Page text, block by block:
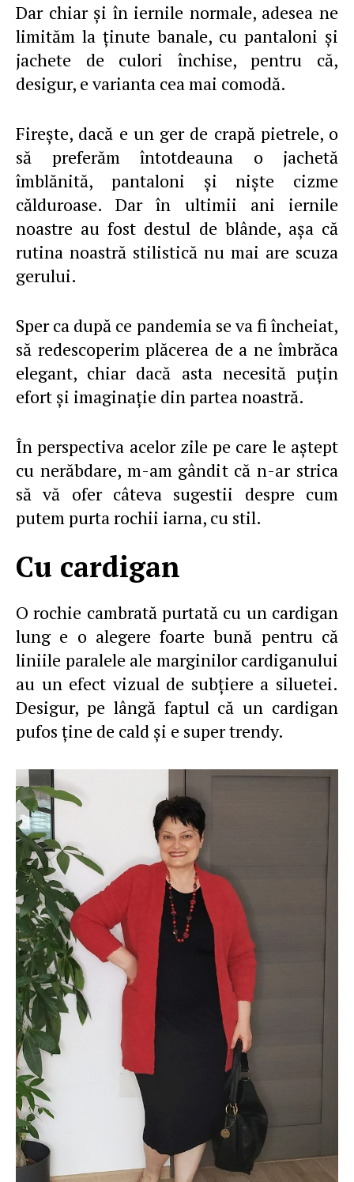
Dar chiar şi în iernile normale, adesea ne
limităm la ţinute banale, cu pantaloni şi
jachete de culori închise, pentru că,
desigur, e varianta cea mai comodă.
Fireşte, dacă e un ger de crapă pietrele, o
să preferăm întotdeauna o jachetă
îmblănită, pantaloni şi nişte cizme
călduroase. Dar în ultimii ani iernile
noastre au fost destul de blânde, aşa că
rutina noastră stilistică nu mai are scuza
gerului.
Sper ca după ce pandemia se va fi încheiat,
să redescoperim plăcerea de a ne îmbrăca
elegant, chiar dacă asta necesită puţin
efort şi imaginaţie din partea noastră.
În perspectiva acelor zile pe care le aştept
cu nerăbdare, m-am gândit că n-ar strica
să vă ofer câteva sugestii despre cum
putem purta rochii iarna, cu stil.
Cu cardigan
O rochie cambrată purtată cu un cardigan
lung e o alegere foarte bună pentru că
liniile paralele ale marginilor cardiganului
au un efect vizual de subţiere a siluetei.
Desigur, pe lângă faptul că un cardigan
pufos ţine de cald şi e super trendy.